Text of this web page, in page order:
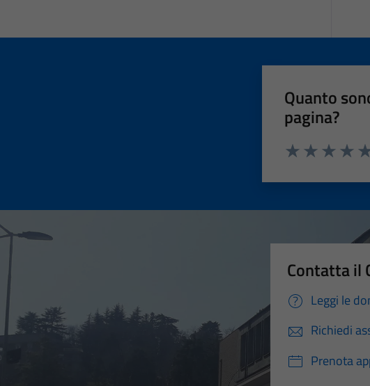
Quanto
pagina?
Contatta il
Leggi le
Richiedi
Prenota